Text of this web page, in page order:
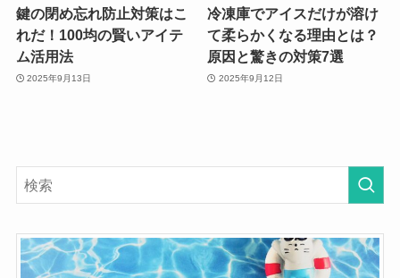
鍵の閉め忘れ防止対策はこ
れだ！100均の賢いアイテ
ム活用法
2025年9月13日
冷凍庫でアイスだけが溶け
て柔らかくなる理由とは？
原因と驚きの対策7選
2025年9月12日